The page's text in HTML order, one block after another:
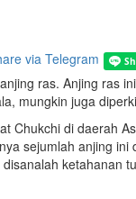
ras. Anjing ras
mungkin juga
Chukchi di daerah
sejumlah anjing
ketahanan